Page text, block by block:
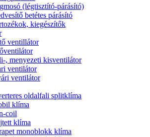
(légtisztító-párásító)
betétes párásító
kiegészítők
ventillátor
, menyezeti kisventilátor
ventilátor
ventilátor
oldalfali splitklíma
klíma
coil
klíma
monoblokk klíma